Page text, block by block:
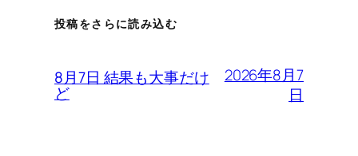
投稿をさらに読み込む
8月7日 結果も大事だけ
ど
2026年8月7
日